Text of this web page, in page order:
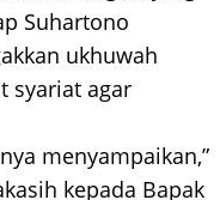
Suhartono
ukhuwah
syariat agar
menyampaikan,”
kepada Bapak